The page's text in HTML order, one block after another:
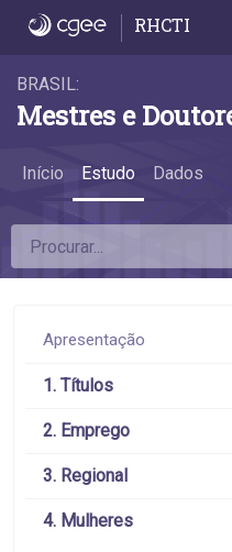
4.6 A RHCTI
BRASIL:
Mestres e
Início Estudo Dados
Apresentação
1. Títulos
2. Emprego
3. Regional
4. Mulheres